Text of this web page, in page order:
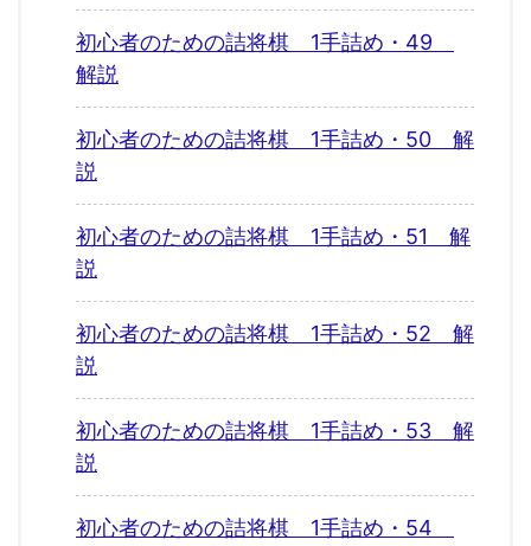
初心者のための詰将棋 1手詰め・49
解説
初心者のための詰将棋 1手詰め・50 解
説
初心者のための詰将棋 1手詰め・51 解
説
初心者のための詰将棋 1手詰め・52 解
説
初心者のための詰将棋 1手詰め・53 解
説
初心者のための詰将棋 1手詰め・54